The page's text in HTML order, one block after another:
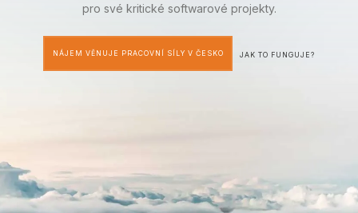
pro své kritické softwarové projekty.
NÁJEM VĚNUJE PRACOVNÍ SÍLY V ČESKO JAK TO FUNGUJE?